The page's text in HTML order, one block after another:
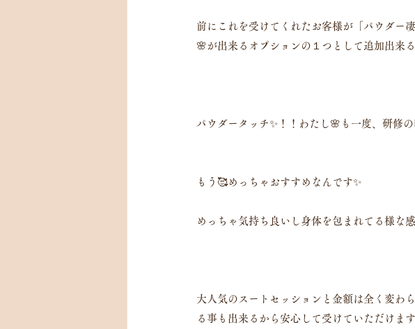
前にこれを受けてくれたお客様が「パウダー
🌸が出来るオプションの１つとして追加出来
パウダータッチ✨！！わたし🌸も一度、研修
もう🥰めっちゃおすすめなんです✨
めっちゃ気持ち良いし身体を包まれてる様な
大人気のスートセッションと金額は全く変わ
る事も出来るから安心して受けていただけま